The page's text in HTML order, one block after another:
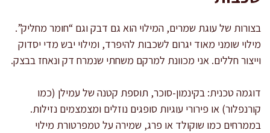
בצורות של עוגת שמרים, המילוי הוא גם דבק וגם “חומר מחליק”.
מילוי שומני מאוד יגרום לשכבות להיפרד, ומילוי יבש מדי יסדוק
וייצור חללים. אני מכוונת למרקם משחתי שנמרח דק ונאחז בבצק.
דוגמה טכנית: בקינמון-סוכר, תוספת קטנה של עמילן (כמו
קורנפלור) או פירורי עוגיות סופגים נוזלים ומצמצמים נזילות.
בממרחים כמו שוקולד או פרג, שמירה על טמפרטורת מילוי